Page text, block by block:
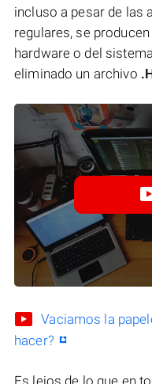
incluso a pesar de las
regulares, se
hardware o del
eliminado un archivo
Vaciamos la
hacer?